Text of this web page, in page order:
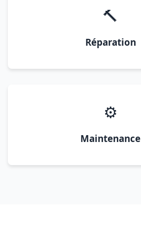
🔨
Réparation
⚙️
Maintenance